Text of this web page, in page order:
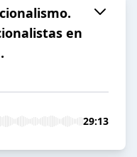
en
29:13